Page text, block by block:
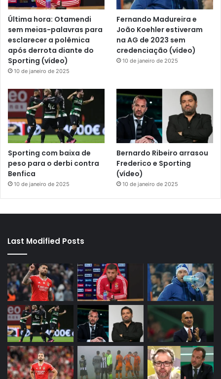
Última hora: Otamendi
sem meias-palavras para
esclarecer a polêmica
após derrota diante do
Sporting (vídeo)
10 de janeiro de 2025
Fernando Madureira e
João Koehler estiveram
na AG de 2023 sem
credenciação (vídeo)
10 de janeiro de 2025
Sporting com baixa de
peso para o derbi contra
Benfica
10 de janeiro de 2025
Bernardo Ribeiro arrasou
Frederico e Sporting
(vídeo)
10 de janeiro de 2025
Last Modified Posts